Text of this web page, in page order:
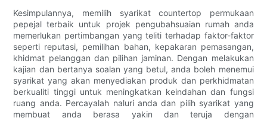
Kesimpulannya, memilih syarikat countertop permukaan
pepejal terbaik untuk projek pengubahsuaian rumah anda
memerlukan pertimbangan yang teliti terhadap faktor-faktor
seperti reputasi, pemilihan bahan, kepakaran pemasangan,
khidmat pelanggan dan pilihan jaminan. Dengan melakukan
kajian dan bertanya soalan yang betul, anda boleh menemui
syarikat yang akan menyediakan produk dan perkhidmatan
berkualiti tinggi untuk meningkatkan keindahan dan fungsi
ruang anda. Percayalah naluri anda dan pilih syarikat yang
membuat anda berasa yakin dan teruja dengan